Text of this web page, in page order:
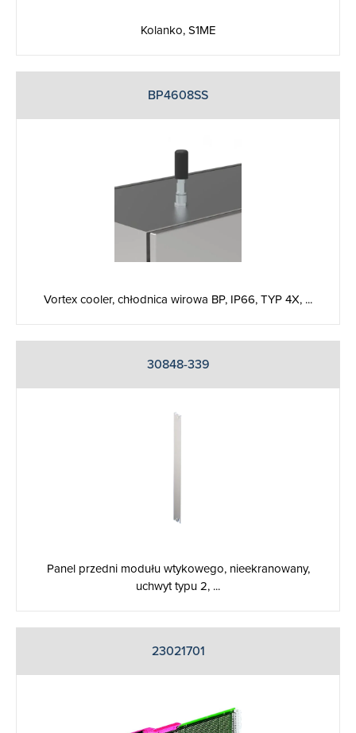
Kolanko, S1ME
BP4608SS
Vortex cooler, chłodnica wirowa BP, IP66, TYP 4X, ...
30848-339
Panel przedni modułu wtykowego, nieekranowany,
uchwyt typu 2, ...
23021701